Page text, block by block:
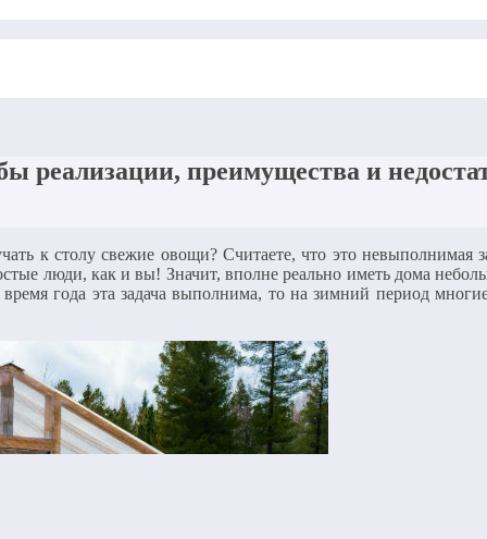
реализации, преимущества и
к столу свежие овощи? Считаете, что это невыполнимая
люди, как и вы! Значит, вполне реально иметь дома
года эта задача выполнима, то на зимний период